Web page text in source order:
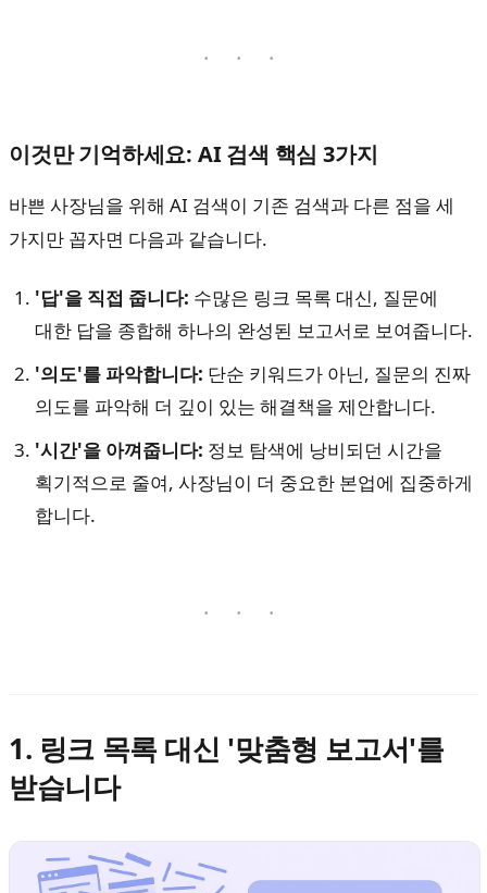
이것만 기억하세요: AI 검색 핵심 3가지
바쁜 사장님을 위해 AI 검색이 기존 검색과 다른 점을 세
가지만 꼽자면 다음과 같습니다.
'답'을 직접 줍니다: 수많은 링크 목록 대신, 질문에
대한 답을 종합해 하나의 완성된 보고서로 보여줍니다.
'의도'를 파악합니다: 단순 키워드가 아닌, 질문의 진짜
의도를 파악해 더 깊이 있는 해결책을 제안합니다.
'시간'을 아껴줍니다: 정보 탐색에 낭비되던 시간을
획기적으로 줄여, 사장님이 더 중요한 본업에 집중하게
합니다.
1. 링크 목록 대신 '맞춤형 보고서'를
받습니다